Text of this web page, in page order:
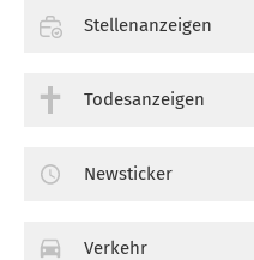
Stellenanzeigen
Todesanzeigen
Newsticker
Verkehr